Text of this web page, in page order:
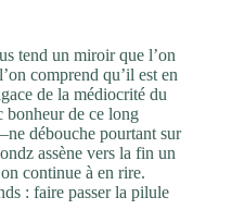
tend un miroir que l’on
comprend qu’il est en
de la médiocrité du
bonheur de ce long
débouche pourtant sur
assène vers la fin un
continue à en rire.
: faire passer la pilule